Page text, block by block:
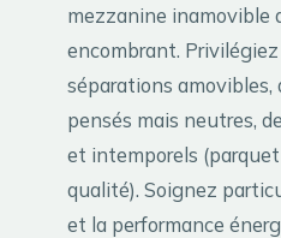
mezzanine inamovible
encombrant.
séparations
pensés mais neutres,
et intemporels
qualité). Soignez
et la performance